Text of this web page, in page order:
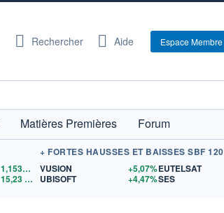
Rechercher Aide Espace Membre
Matières Premières
Forum
1,1530$US
15,23$US
+ FORTES HAUSSES ET BAISSES SBF 120
VUSION
+5,07%
UBISOFT
+4,47%
EUTELSAT
SES